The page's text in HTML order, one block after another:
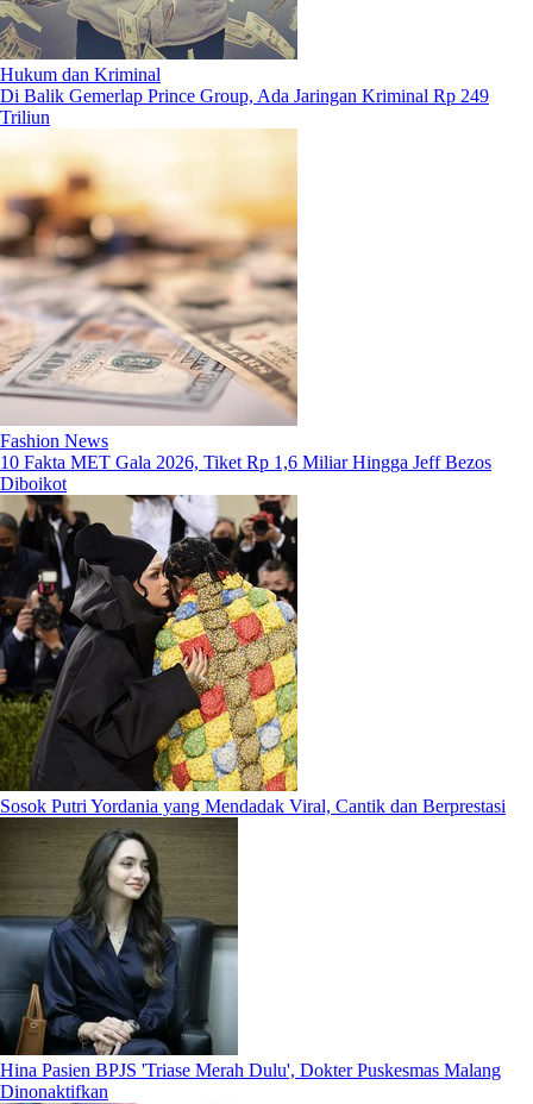
Hukum dan Kriminal
Di Balik Gemerlap Prince Group, Ada Jaringan Kriminal Rp 249
Triliun
Fashion News
10 Fakta MET Gala 2026, Tiket Rp 1,6 Miliar Hingga Jeff Bezos
Diboikot
Sosok Putri Yordania yang Mendadak Viral, Cantik dan Berprestasi
Hina Pasien BPJS 'Triase Merah Dulu', Dokter Puskesmas Malang
Dinonaktifkan